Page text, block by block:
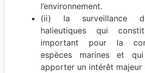
l’environnement.
(ii) la surveillance
halieutiques qui
important pour la
espèces marines et
apporter un intérêt majeur